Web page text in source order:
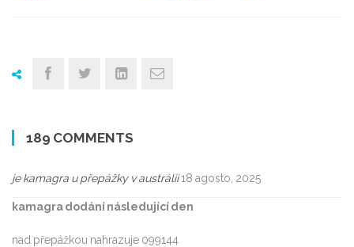
189 COMMENTS
je kamagra u přepážky v austrálii18 agosto, 2025
kamagra dodání následující den
nad přepážkou nahrazuje 099144